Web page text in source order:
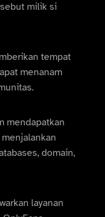
milik si
tempat
menanam
mendapatkan
domain,
layanan